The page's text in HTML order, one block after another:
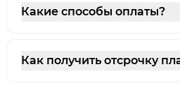
Какие способы оплаты?
Как получить отсрочку